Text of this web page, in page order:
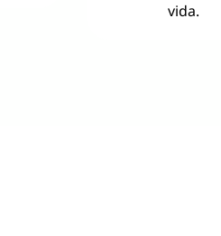
vida.